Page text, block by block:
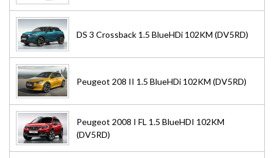
DS 3 Crossback 1.5 BlueHDi 102KM (DV5RD)
Peugeot 208 II 1.5 BlueHDi 102KM (DV5RD)
Peugeot 2008 I FL 1.5 BlueHDI 102KM
(DV5RD)